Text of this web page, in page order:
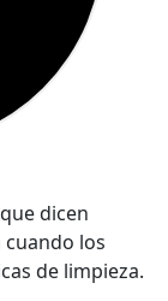
dicen
los
de limpieza.